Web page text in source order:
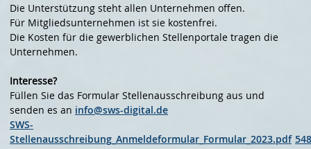
Die Unterstützung steht allen Unternehmen offen.
Für Mitgliedsunternehmen ist sie kostenfrei.
Die Kosten für die gewerblichen Stellenportale tragen die
Unternehmen.
Interesse?
Füllen Sie das Formular Stellenausschreibung aus und
senden es an info@sws-digital.de
SWS-
Stellenausschreibung_Anmeldeformular_Formular_2023.pdf